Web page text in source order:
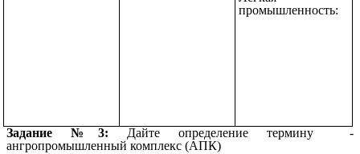
промышленность:
Задание №3: Дайте определение термину -
ангропромышленный комплекс (АПК)